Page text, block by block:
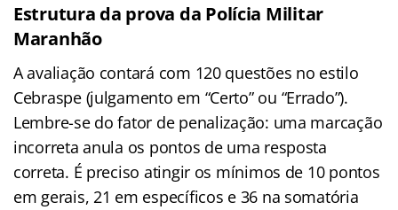
Estrutura da prova da Polícia Militar
Maranhão
A avaliação contará com 120 questões no estilo
Cebraspe (julgamento em “Certo” ou “Errado”).
Lembre-se do fator de penalização: uma marcação
incorreta anula os pontos de uma resposta
correta. É preciso atingir os mínimos de 10 pontos
em gerais, 21 em específicos e 36 na somatória